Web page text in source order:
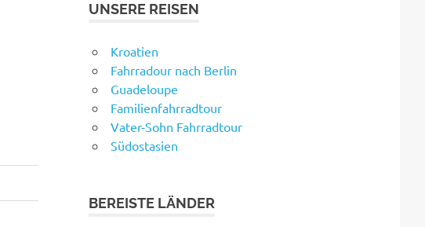
UNSERE REISEN
Kroatien
Fahrradour nach Berlin
Guadeloupe
Familienfahrradtour
Vater-Sohn Fahrradtour
Südostasien
BEREISTE LÄNDER